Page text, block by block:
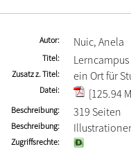
Autor Nuic, Anela
Titel Lerncampus
Zusatz z. Titel ein Ort für
Datei [125.94
Beschreibung 319 Seiten
Beschreibung
Zugriffsrechte